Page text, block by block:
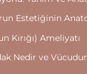
Estetiğinin
Kırığı) Ameliyatı
Nedir ve